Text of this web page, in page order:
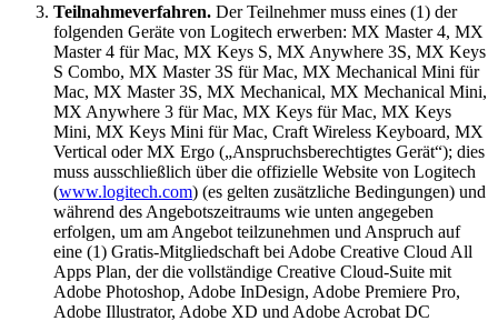
Teilnahmeverfahren. Der Teilnehmer muss eines (1) der
folgenden Geräte von Logitech erwerben: MX Master 4, MX
Master 4 für Mac, MX Keys S, MX Anywhere 3S, MX Keys
S Combo, MX Master 3S für Mac, MX Mechanical Mini für
Mac, MX Master 3S, MX Mechanical, MX Mechanical Mini,
MX Anywhere 3 für Mac, MX Keys für Mac, MX Keys
Mini, MX Keys Mini für Mac, Craft Wireless Keyboard, MX
Vertical oder MX Ergo („Anspruchsberechtigtes Gerät“); dies
muss ausschließlich über die offizielle Website von Logitech
(www.logitech.com) (es gelten zusätzliche Bedingungen) und
während des Angebotszeitraums wie unten angegeben
erfolgen, um am Angebot teilzunehmen und Anspruch auf
eine (1) Gratis-Mitgliedschaft bei Adobe Creative Cloud All
Apps Plan, der die vollständige Creative Cloud-Suite mit
Adobe Photoshop, Adobe InDesign, Adobe Premiere Pro,
Adobe Illustrator, Adobe XD und Adobe Acrobat DC